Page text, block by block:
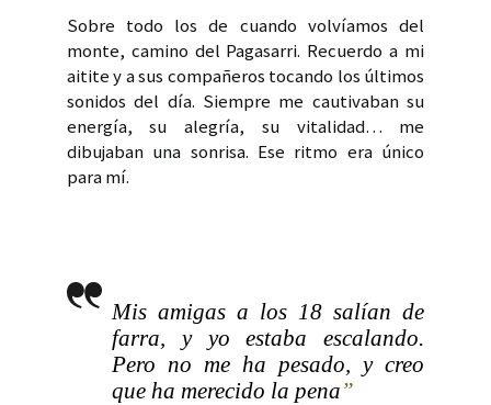
Sobre todo los de cuando volvíamos del
monte, camino del Pagasarri. Recuerdo a mi
aitite y a sus compañeros tocando los últimos
sonidos del día. Siempre me cautivaban su
energía, su alegría, su vitalidad… me
dibujaban una sonrisa. Ese ritmo era único
para mí.
Mis amigas a los 18 salían de
farra, y yo estaba escalando.
Pero no me ha pesado, y creo
que ha merecido la pena”